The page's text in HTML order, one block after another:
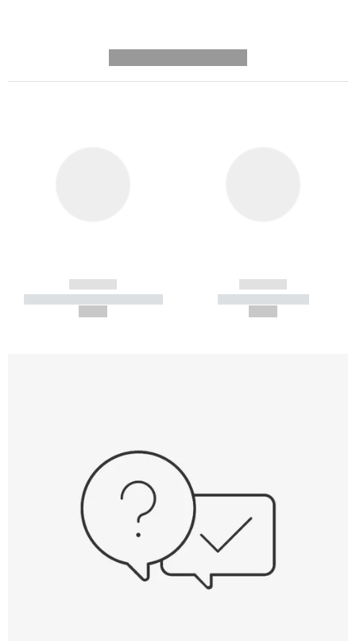
------------
----------- ----------- -----------
------------
----------- -----------